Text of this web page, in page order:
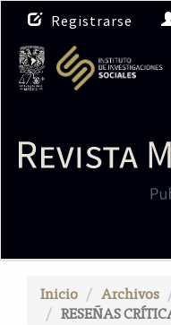
N
a
v
e
g
i
ó
n
c
Registrarse
Inicio Archivos
RESEÑAS